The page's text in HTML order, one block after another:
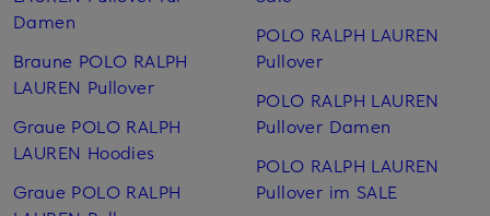
Damen
Braune POLO RALPH
LAUREN Pullover
Graue POLO RALPH
LAUREN Hoodies
Graue POLO RALPH
POLO RALPH LAUREN
Pullover
POLO RALPH LAUREN
Pullover Damen
POLO RALPH LAUREN
Pullover im SALE